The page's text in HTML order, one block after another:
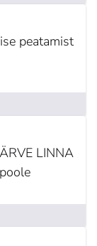
peatamist
LINNA